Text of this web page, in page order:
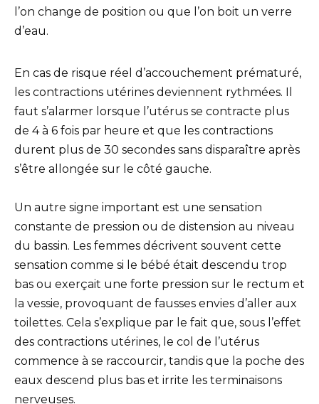
l’on change de position ou que l’on boit un verre
d’eau.
En cas de risque réel d’accouchement prématuré,
les contractions utérines deviennent rythmées. Il
faut s’alarmer lorsque l’utérus se contracte plus
de 4 à 6 fois par heure et que les contractions
durent plus de 30 secondes sans disparaître après
s’être allongée sur le côté gauche.
Un autre signe important est une sensation
constante de pression ou de distension au niveau
du bassin. Les femmes décrivent souvent cette
sensation comme si le bébé était descendu trop
bas ou exerçait une forte pression sur le rectum et
la vessie, provoquant de fausses envies d’aller aux
toilettes. Cela s’explique par le fait que, sous l’effet
des contractions utérines, le col de l’utérus
commence à se raccourcir, tandis que la poche des
eaux descend plus bas et irrite les terminaisons
nerveuses.